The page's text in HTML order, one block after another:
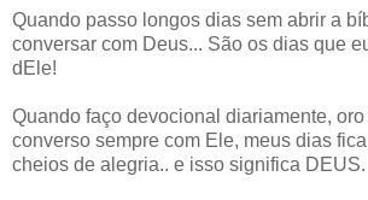
Quando passo longos dias sem abrir a
conversar com Deus... São os dias que
dEle!
Quando faço devocional diariamente,
converso sempre com Ele, meus dias
cheios de alegria.. e isso significa DEUS.